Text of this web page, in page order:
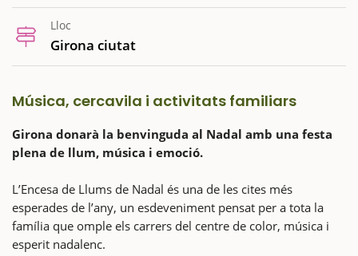
Lloc
Girona ciutat
Música, cercavila i activitats familiars
Girona donarà la benvinguda al Nadal amb una festa
plena de llum, música i emoció.
L’Encesa de Llums de Nadal és una de les cites més
esperades de l’any, un esdeveniment pensat per a tota la
família que omple els carrers del centre de color, música i
esperit nadalenc.